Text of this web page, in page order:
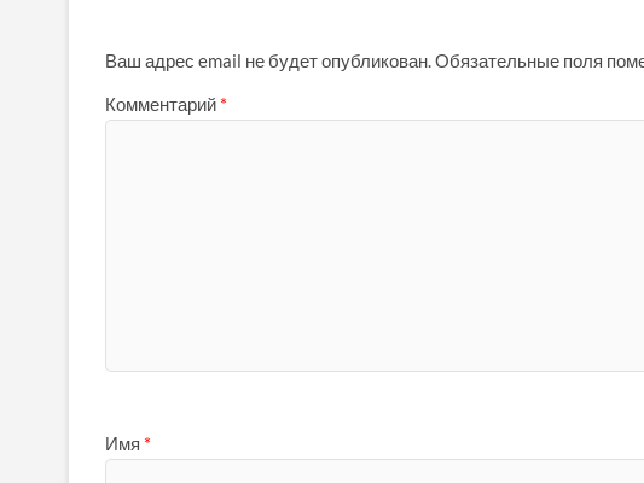
Ваш адрес email не будет опубликован.Обязательные поля
Комментарий *
Имя *